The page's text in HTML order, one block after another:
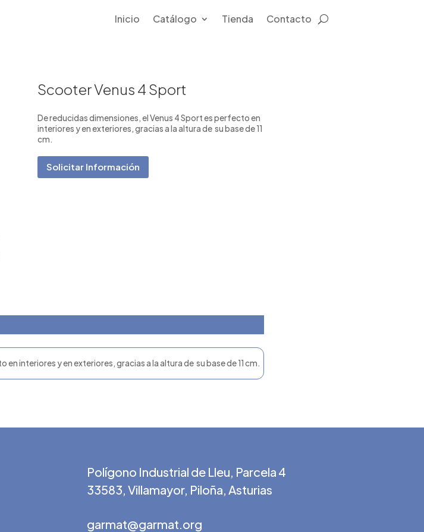
Inicio Catálogo Tienda Contacto
Scooter Venus 4 Sport
De reducidas dimensiones, el Venus 4 Sport es perfecto en
interiores y en exteriores, gracias a la altura de su base de 11
cm.
Solicitar Información
interiores y en exteriores, gracias a la altura de su base de 11 cm.
Polígono Industrial de Lleu, Parcela 4
33583, Villamayor, Piloña, Asturias
garmat@garmat.org